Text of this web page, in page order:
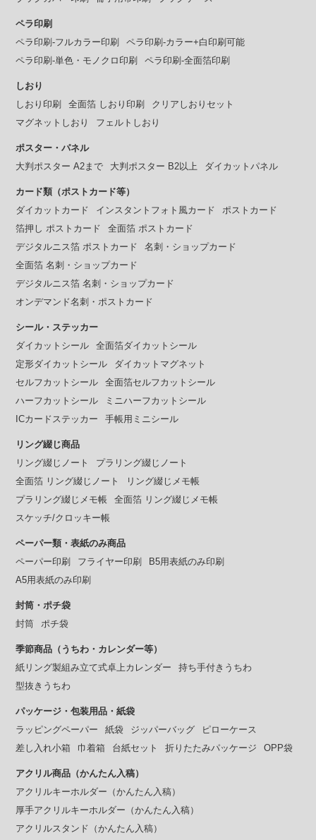
ペラ印刷
ペラ印刷-フルカラー印刷
ペラ印刷-カラー+白印刷可能
ペラ印刷-単色・モノクロ印刷
ペラ印刷-全面箔印刷
しおり
しおり印刷
全面箔 しおり印刷
クリアしおりセット
マグネットしおり
フェルトしおり
ポスター・パネル
大判ポスター A2まで
大判ポスター B2以上 ダイカットパネル
カード類（ポストカード等）
ダイカットカード
インスタントフォト風カード
ポストカード
箔押し ポストカード
全面箔 ポストカード
デジタルニス箔 ポストカード
名刺・ショップカード
全面箔 名刺・ショップカード
デジタルニス箔 名刺・ショップカード
オンデマンド名刺・ポストカード
シール・ステッカー
ダイカットシール
全面箔ダイカットシール
定形ダイカットシール
ダイカットマグネット
セルフカットシール
全面箔セルフカットシール
ハーフカットシール
ミニハーフカットシール
ICカードステッカー
手帳用ミニシール
リング綴じ商品
リング綴じノート
プラリング綴じノート
全面箔 リング綴じノート
リング綴じメモ帳
プラリング綴じメモ帳
全面箔 リング綴じメモ帳
スケッチ/クロッキー帳
ペーパー類・表紙のみ商品
ペーパー印刷
フライヤー印刷
B5用表紙のみ印刷
A5用表紙のみ印刷
封筒・ポチ袋
封筒
ポチ袋
季節商品（うちわ・カレンダー等）
紙リング製組み立て式卓上カレンダー
持ち手付きうちわ
型抜きうちわ
パッケージ・包装用品・紙袋
ラッピングペーパー
紙袋 ジッパーバッグ
ピローケース
差し入れ小箱
巾着箱 台紙セット 折りたたみパッケージ OPP袋
アクリル商品（かんたん入稿）
アクリルキーホルダー（かんたん入稿）
厚手アクリルキーホルダー（かんたん入稿）
アクリルスタンド（かんたん入稿）